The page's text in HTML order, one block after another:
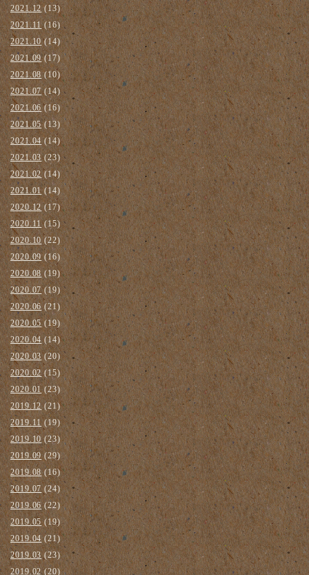
2021.12 (13)
2021.11(16)
2021.10(14)
2021.09(17)
2021.08 (10)
2021.07(14)
2021.06(16)
2021.05(13)
2021.04 (14)
2021.03(23)
2021.02(14)
2021.01(14)
2020.12 (17)
2020.11(15)
2020.10(22)
2020.09(16)
2020.08 (19)
2020.07(19)
2020.06 (21)
2020.05(19)
2020.04 (14)
2020.03(20)
2020.02(15)
2020.01 (23)
2019.12 (21)
2019.11(19)
2019.10(23)
2019.09(29)
2019.08 (16)
2019.07(24)
2019.06(22)
2019.05(19)
2019.04(21)
2019.03(23)
2019.02(20)